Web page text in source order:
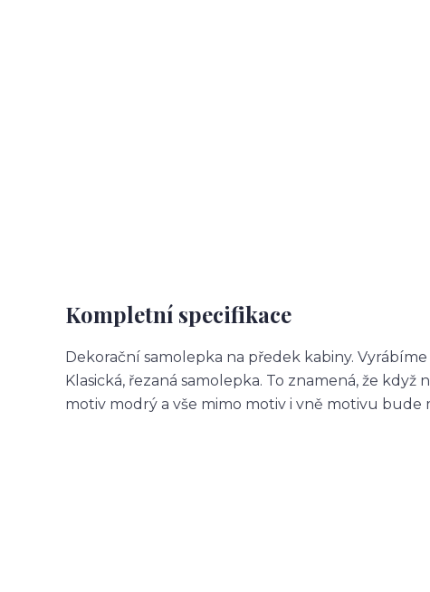
Kompletní specifikace
Dekorační samolepka na předek kabiny.
Klasická, řezaná samolepka. To znamená, že
motiv modrý a vše mimo motiv i vně motivu